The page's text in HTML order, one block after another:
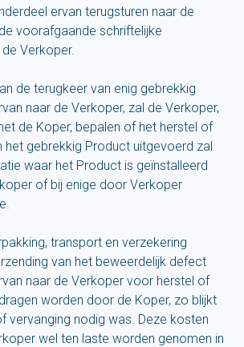
ervan terugsturen naar de
voorafgaande schriftelijke
Verkoper.
de terugkeer van enig gebrekkig
naar de Verkoper, zal de Verkoper,
de Koper, bepalen of het herstel of
het gebrekkig Product uitgevoerd zal
waar het Product is geïnstalleerd
of bij enige door Verkoper
transport en verzekering
van het beweerdelijk defect
naar de Verkoper voor herstel of
worden door de Koper, zo blijkt
vervanging nodig was. Deze kosten
wel ten laste worden genomen in